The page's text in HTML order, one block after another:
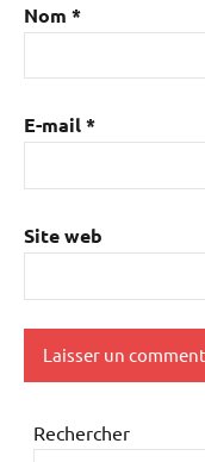
Nom *
E-mail*
Site web
Rechercher